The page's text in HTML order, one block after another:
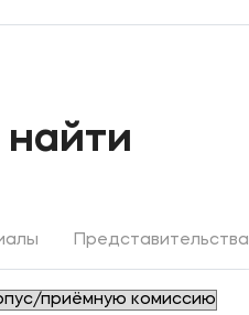
Представительства